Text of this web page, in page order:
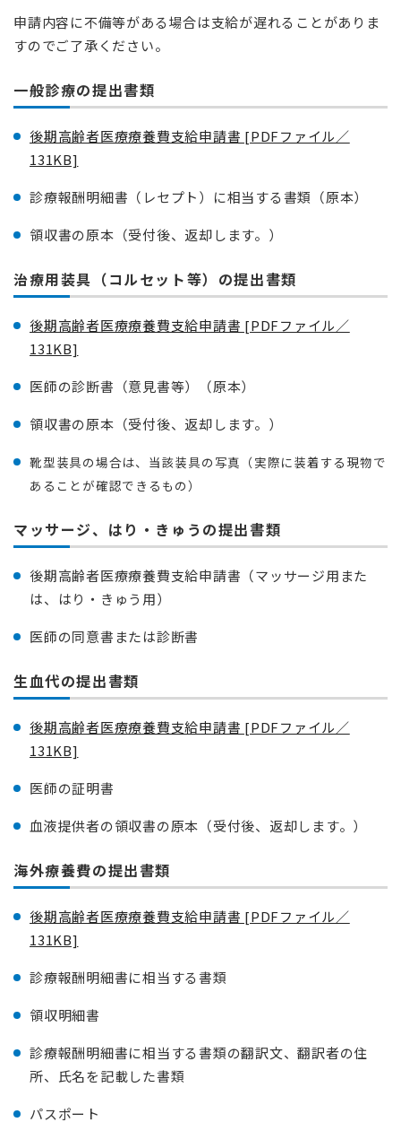
申請内容に不備等がある場合は支給が遅れることがありま
すのでご了承ください。
一般診療の提出書類
後期高齢者医療療養費支給申請書 [PDFファイル／
131KB]
診療報酬明細書（レセプト）に相当する書類（原本）
領収書の原本（受付後、返却します。）
治療用装具（コルセット等）の提出書類
後期高齢者医療療養費支給申請書 [PDFファイル／
131KB]
医師の診断書（意見書等）（原本）
領収書の原本（受付後、返却します。）
靴型装具の場合は、当該装具の写真（実際に装着する現物で
あることが確認できるもの）
マッサージ、はり・きゅうの提出書類
後期高齢者医療療養費支給申請書（マッサージ用また
は、はり・きゅう用）
医師の同意書または診断書
生血代の提出書類
後期高齢者医療療養費支給申請書 [PDFファイル／
131KB]
医師の証明書
血液提供者の領収書の原本（受付後、返却します。）
海外療養費の提出書類
後期高齢者医療療養費支給申請書 [PDFファイル／
131KB]
診療報酬明細書に相当する書類
領収明細書
診療報酬明細書に相当する書類の翻訳文、翻訳者の住
所、氏名を記載した書類
パスポート